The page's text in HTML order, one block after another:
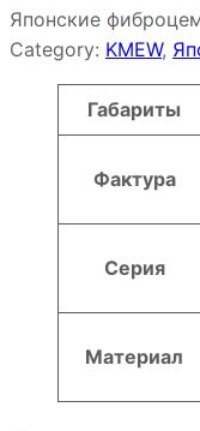
Японские
Category: KMEW,
Атрибуты
Габариты
Фактура
Серия
Материал